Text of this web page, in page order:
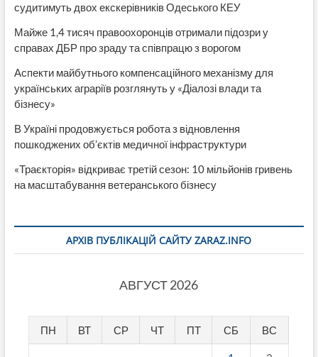
судитимуть двох екскерівників Одеського КЕУ
Майже 1,4 тисяч правоохоронців отримали підозри у
справах ДБР про зраду та співпрацю з ворогом
Аспекти майбутнього компенсаційного механізму для
українських аграріїв розглянуть у «Діалозі влади та
бізнесу»
В Україні продовжується робота з відновлення
пошкоджених об’єктів медичної інфраструктури
«Траєкторія» відкриває третій сезон: 10 мільйонів гривень
на масштабування ветеранського бізнесу
АРХІВ ПУБЛІКАЦІЙ САЙТУ ZARAZ.INFO
АВГУСТ 2026
ПН ВТ СР ЧТ ПТ СБ ВС